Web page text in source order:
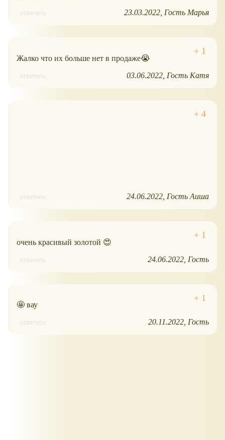
ответить 23.03.2022 Гость Марья
Жалко что их больше нет в продаже😭
ответить 03.06.2022 Гость Катя
ответить 24.06.2022 Гость Аиша
очень красивый золотой 😍
ответить 24.06.2022 Гость
🤩 вау
ответить 20.11.2022 Гость